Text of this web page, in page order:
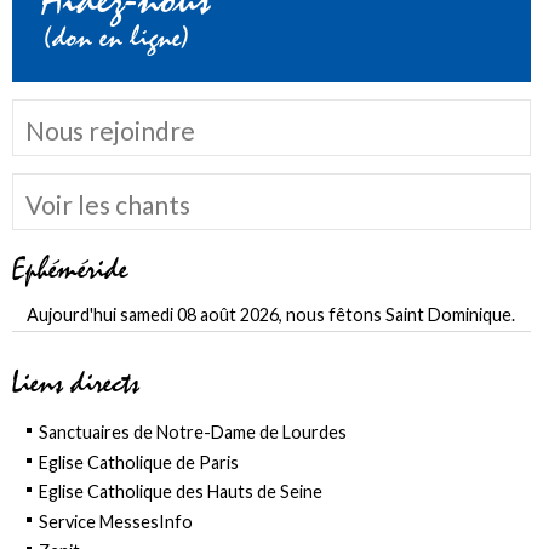
(don en ligne)
Nous rejoindre
Voir les chants
Ephéméride
Aujourd'hui samedi 08 août 2026, nous fêtons Saint Dominique.
Liens directs
Sanctuaires de Notre-Dame de Lourdes
Eglise Catholique de Paris
Eglise Catholique des Hauts de Seine
Service MessesInfo